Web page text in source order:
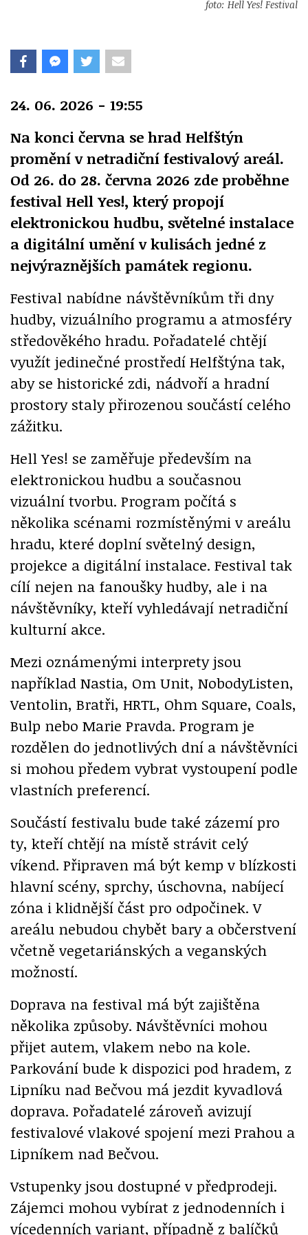
foto: Hell Yes! Festival
24. 06. 2026 - 19:55
Na konci června se hrad Helfštýn
promění v netradiční festivalový areál.
Od 26. do 28. června 2026 zde proběhne
festival Hell Yes!, který propojí
elektronickou hudbu, světelné instalace
a digitální umění v kulisách jedné z
nejvýraznějších památek regionu.
Festival nabídne návštěvníkům tři dny
hudby, vizuálního programu a atmosféry
středověkého hradu. Pořadatelé chtějí
využít jedinečné prostředí Helfštýna tak,
aby se historické zdi, nádvoří a hradní
prostory staly přirozenou součástí celého
zážitku.
Hell Yes! se zaměřuje především na
elektronickou hudbu a současnou
vizuální tvorbu. Program počítá s
několika scénami rozmístěnými v areálu
hradu, které doplní světelný design,
projekce a digitální instalace. Festival tak
cílí nejen na fanoušky hudby, ale i na
návštěvníky, kteří vyhledávají netradiční
kulturní akce.
Mezi oznámenými interprety jsou
například Nastia, Om Unit, NobodyListen,
Ventolin, Bratři, HRTL, Ohm Square, Coals,
Bulp nebo Marie Pravda. Program je
rozdělen do jednotlivých dní a návštěvníci
si mohou předem vybrat vystoupení podle
vlastních preferencí.
Součástí festivalu bude také zázemí pro
ty, kteří chtějí na místě strávit celý
víkend. Připraven má být kemp v blízkosti
hlavní scény, sprchy, úschovna, nabíjecí
zóna i klidnější část pro odpočinek. V
areálu nebudou chybět bary a občerstvení
včetně vegetariánských a veganských
možností.
Doprava na festival má být zajištěna
několika způsoby. Návštěvníci mohou
přijet autem, vlakem nebo na kole.
Parkování bude k dispozici pod hradem, z
Lipníku nad Bečvou má jezdit kyvadlová
doprava. Pořadatelé zároveň avizují
festivalové vlakové spojení mezi Prahou a
Lipníkem nad Bečvou.
Vstupenky jsou dostupné v předprodeji.
Zájemci mohou vybírat z jednodenních i
vícedenních variant, případně z balíčků